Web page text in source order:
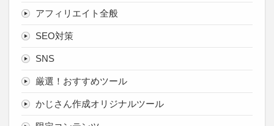
アフィリエイト全般
SEO対策
SNS
厳選！おすすめツール
かじさん作成オリジナルツール